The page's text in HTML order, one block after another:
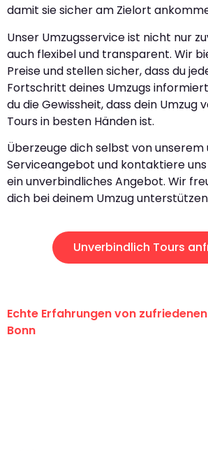
damit sie sicher am Zielort
Unser Umzugsservice ist nicht nur
auch flexibel und transparent. Wir
Preise und stellen sicher, dass du
Fortschritt deines Umzugs
du die Gewissheit, dass dein Umzug
Tours in besten Händen ist.
Überzeuge dich selbst von
Serviceangebot und kontaktiere
ein unverbindliches Angebot. Wir
dich bei deinem Umzug
Unverbindlich Tours
Echte Erfahrungen von
Bonn